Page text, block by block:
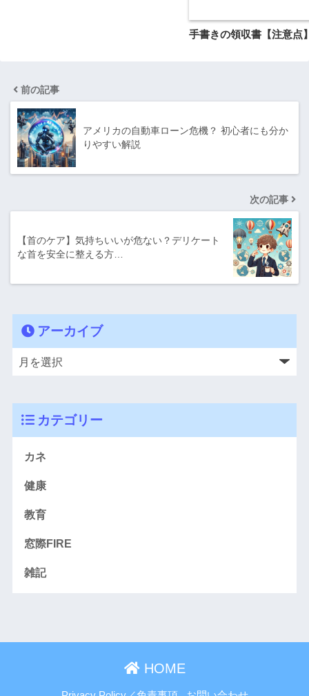
手書きの領収書【注意点
前の記事
アメリカの自動車ローン危機？ 初心者にも分か
りやすい解説
次の記事
【首のケア】気持ちいいが危ない？デリケート
な首を安全に整える方…
アーカイブ
カテゴリー
カネ
健康
教育
窓際FIRE
雑記
HOME